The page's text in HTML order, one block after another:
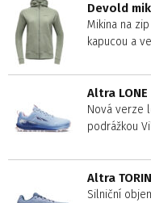
Devold
Mikina na
kapucou a
Altra LONE
Nová verze
podrážkou
Altra
Silniční